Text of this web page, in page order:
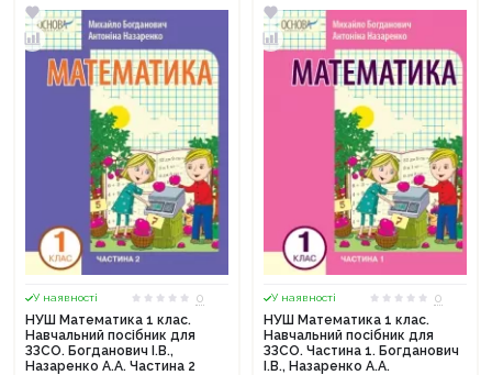
У наявності
0
НУШ Математика 1 клас.
Навчальний посібник для
ЗЗСО. Богданович І.В.,
Назаренко А.А. Частина 2
У наявності
0
НУШ Математика 1 клас.
Навчальний посібник для
ЗЗСО. Частина 1. Богданович
І.В., Назаренко А.А.